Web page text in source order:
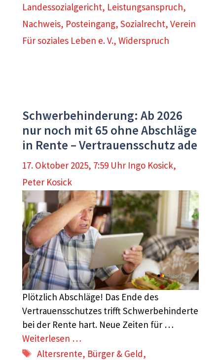
Landessozialgericht, Leistungsanspruch,
Nachweis, Posteingang, Sozialrecht, Verein
Für soziales Leben e. V., Widerspruch
Schwerbehinderung: Ab 2026
nur noch mit 65 ohne Abschläge
in Rente – Vertrauensschutz ade
17. Oktober 2025, 7:59 Uhr Ingo Kosick,
Peter Kosick
Plötzlich Abschläge! Das Ende des
Vertrauensschutzes trifft Schwerbehinderte
bei der Rente hart. Neue Zeiten für …
Weiterlesen …
Schlagwörter
Altersrente, Bürger & Geld,